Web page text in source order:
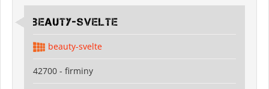
beauty-svelte
beauty-svelte
42700 - firminy